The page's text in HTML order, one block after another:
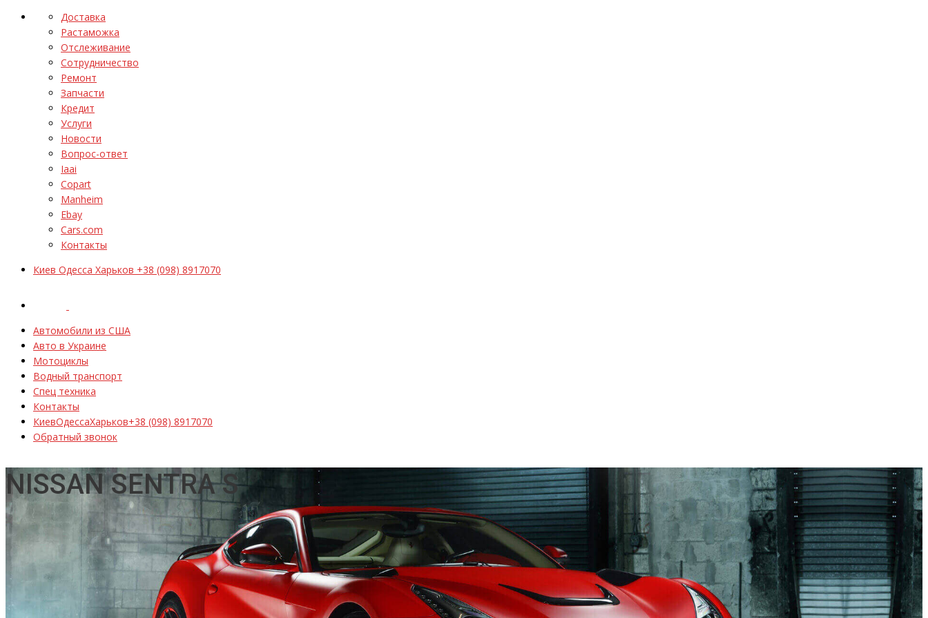
Доставка
Растаможка
Отслеживание
Сотрудничество
Ремонт
Запчасти
Кредит
Услуги
Новости
Вопрос-ответ
Iaai
Copart
Manheim
Ebay
Cars.com
Контакты
Киев Одесса Харьков +38 (098) 8917070
Автомобили из США
Авто в Украине
Мотоциклы
Водный транспорт
Спец техника
Контакты
КиевОдессаХарьков+38 (098) 8917070
Обратный звонок
NISSAN SENTRA S